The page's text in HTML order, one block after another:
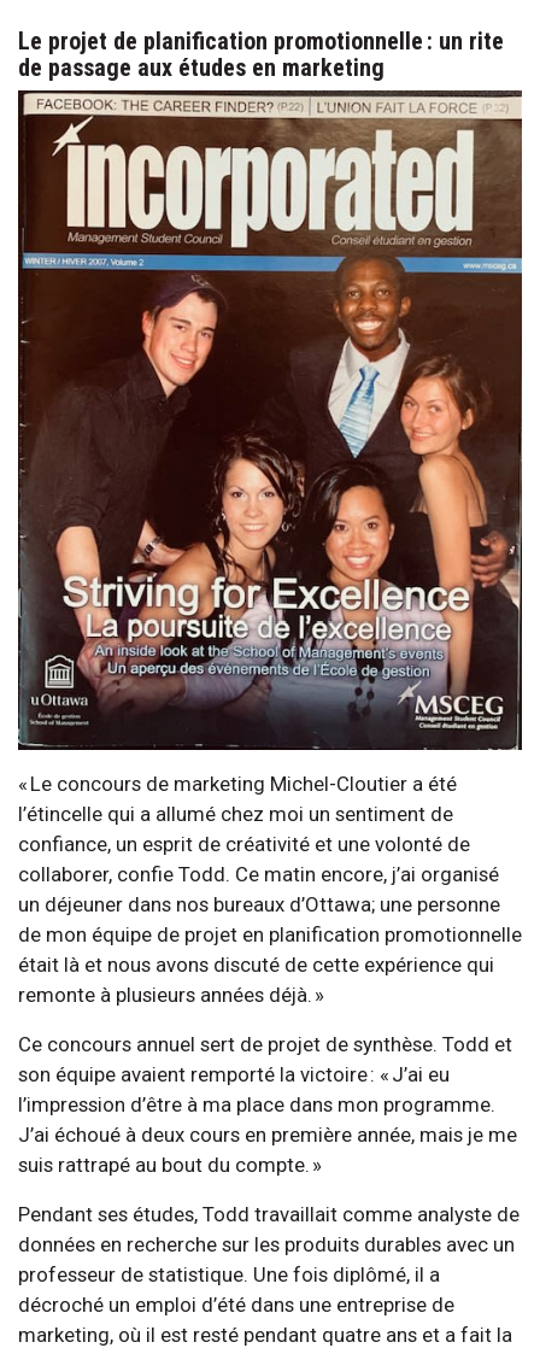
Le projet de planification promotionnelle : un rite
de passage aux études en marketing
« Le concours de marketing Michel-Cloutier a été
l’étincelle qui a allumé chez moi un sentiment de
confiance, un esprit de créativité et une volonté de
collaborer, confie Todd. Ce matin encore, j’ai organisé
un déjeuner dans nos bureaux d’Ottawa; une personne
de mon équipe de projet en planification promotionnelle
était là et nous avons discuté de cette expérience qui
remonte à plusieurs années déjà. »
Ce concours annuel sert de projet de synthèse. Todd et
son équipe avaient remporté la victoire : « J’ai eu
l’impression d’être à ma place dans mon programme.
J’ai échoué à deux cours en première année, mais je me
suis rattrapé au bout du compte. »
Pendant ses études, Todd travaillait comme analyste de
données en recherche sur les produits durables avec un
professeur de statistique. Une fois diplômé, il a
décroché un emploi d’été dans une entreprise de
marketing, où il est resté pendant quatre ans et a fait la